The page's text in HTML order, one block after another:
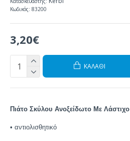
3,20€
Κωδικός: 83200
ΚΑΛΆΘΙ
Πιάτο Σκύλου Ανοξείδωτο Με Λάστιχο
• αντιολισθητικό